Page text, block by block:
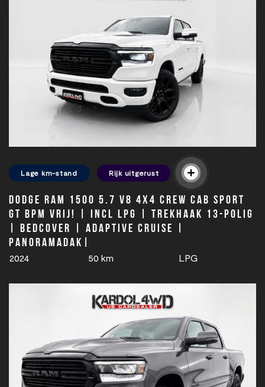
Lage km-stand Rijk uitgerust
Dodge Ram 1500 5.7 V8 4x4 Crew Cab SPORT
GT BPM VRIJ! | Incl LPG | Trekhaak 13-polig
| Bedcover | Adaptive cruise |
PANORAMADAK|
2024 50 km LPG